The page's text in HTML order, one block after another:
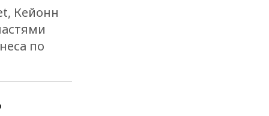
Кейонн
по